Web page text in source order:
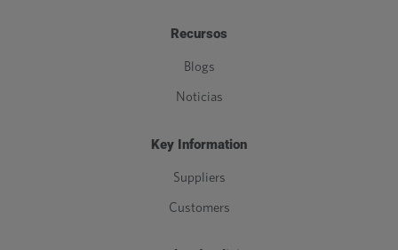
Recursos
Blogs
Noticias
Key Information
Suppliers
Customers